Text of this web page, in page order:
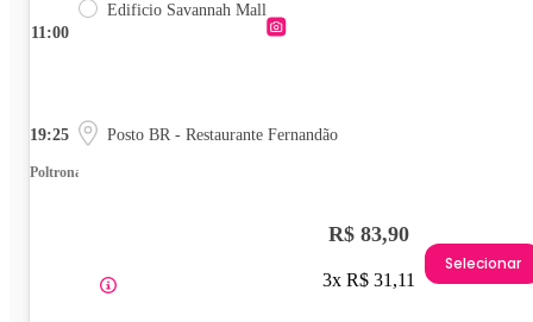
11:00
Edificio Savannah Mall
19:25 Posto BR - Restaurante Fernandão
Poltrona
R$ 83,90
3x R$ 31,11
Selecionar